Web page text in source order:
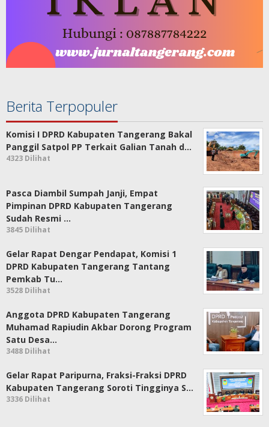
Berita Terpopuler
Komisi I DPRD Kabupaten Tangerang Bakal
Panggil Satpol PP Terkait Galian Tanah d…
4323 Dilihat
Pasca Diambil Sumpah Janji, Empat
Pimpinan DPRD Kabupaten Tangerang
Sudah Resmi …
3845 Dilihat
Gelar Rapat Dengar Pendapat, Komisi 1
DPRD Kabupaten Tangerang Tantang
Pemkab Tu…
3528 Dilihat
Anggota DPRD Kabupaten Tangerang
Muhamad Rapiudin Akbar Dorong Program
Satu Desa…
3488 Dilihat
Gelar Rapat Paripurna, Fraksi-Fraksi DPRD
Kabupaten Tangerang Soroti Tingginya S…
3336 Dilihat